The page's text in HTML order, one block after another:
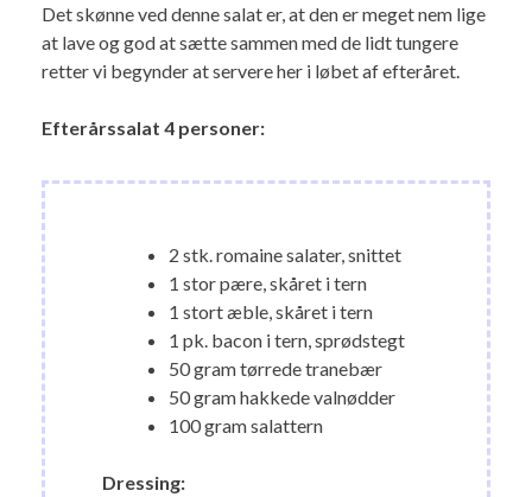
Det skønne ved denne salat er, at den er meget nem lige
at lave og god at sætte sammen med de lidt tungere
retter vi begynder at servere her i løbet af efteråret.
Efterårssalat 4 personer:
2 stk. romaine salater, snittet
1 stor pære, skåret i tern
1 stort æble, skåret i tern
1 pk. bacon i tern, sprødstegt
50 gram tørrede tranebær
50 gram hakkede valnødder
100 gram salattern
Dressing: